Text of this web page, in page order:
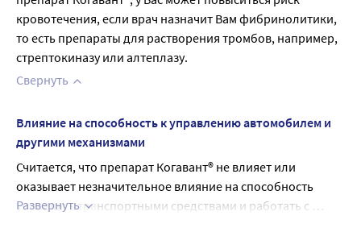
кровотечения, если врач назначит Вам фибринолитики,
то есть препараты для растворения тромбов, например,
стрептокиназу или алтеплазу.
Свернуть
Влияние на способность к управлению автомобилем и
другими механизмами
Считается, что препарат Когавант® не влияет или
оказывает незначительное влияние на способность
управлять транспортными средствами и работать с
Развернуть